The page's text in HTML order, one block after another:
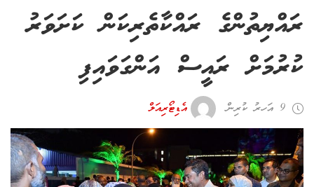
ރައްޔިތުންގެ ރައްކާތެރިކަން ކަށަވަރު
ކުރުމަށް ރައީސް އަންގަވައިފި
9 އަހރު ކުރިން އެޑިޓޯރިއަލް